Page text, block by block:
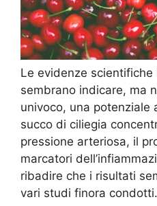
Le evidenze
sembrano indicare, ma
univoco, una potenziale
succo di ciliegia
pressione arteriosa, il
marcatori
ribadire che i risultati
vari studi finora condotti.